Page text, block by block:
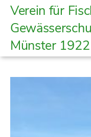
Verein
für
Fischerei
und
Gewässerschutz
|
Verein für
Münster